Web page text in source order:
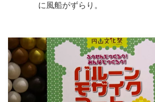
に風船がずらり。